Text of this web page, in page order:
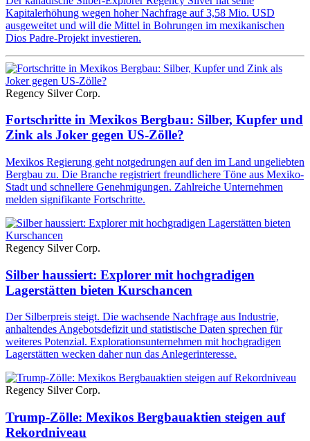
Kapitalerhöhung wegen hoher Nachfrage auf 3,58 Mio. USD
ausgeweitet und will die Mittel in Bohrungen im mexikanischen
Dios Padre-Projekt investieren.
Regency Silver Corp.
Fortschritte in Mexikos Bergbau: Silber, Kupfer und
Zink als Joker gegen US-Zölle?
Mexikos Regierung geht notgedrungen auf den im Land ungeliebten
Bergbau zu. Die Branche registriert freundlichere Töne aus Mexiko-
Stadt und schnellere Genehmigungen. Zahlreiche Unternehmen
melden signifikante Fortschritte.
Regency Silver Corp.
Silber haussiert: Explorer mit hochgradigen
Lagerstätten bieten Kurschancen
Der Silberpreis steigt. Die wachsende Nachfrage aus Industrie,
anhaltendes Angebotsdefizit und statistische Daten sprechen für
weiteres Potenzial. Explorationsunternehmen mit hochgradigen
Lagerstätten wecken daher nun das Anlegerinteresse.
Regency Silver Corp.
Trump-Zölle: Mexikos Bergbauaktien steigen auf
Rekordniveau